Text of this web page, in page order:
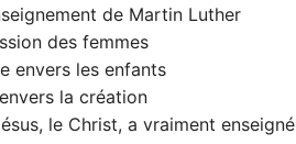
de Martin Luther
des femmes
envers les enfants
la création
le Christ, a vraiment